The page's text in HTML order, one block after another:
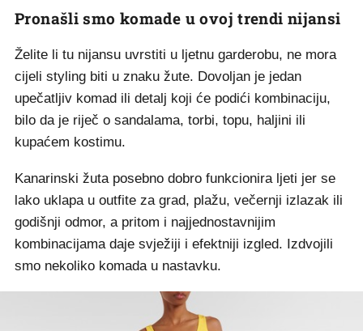
Pronašli smo komade u ovoj trendi nijansi
Želite li tu nijansu uvrstiti u ljetnu garderobu, ne mora
cijeli styling biti u znaku žute. Dovoljan je jedan
upečatljiv komad ili detalj koji će podići kombinaciju,
bilo da je riječ o sandalama, torbi, topu, haljini ili
kupaćem kostimu.
Kanarinski žuta posebno dobro funkcionira ljeti jer se
lako uklapa u outfite za grad, plažu, večernji izlazak ili
godišnji odmor, a pritom i najjednostavnijim
kombinacijama daje svježiji i efektniji izgled. Izdvojili
smo nekoliko komada u nastavku.